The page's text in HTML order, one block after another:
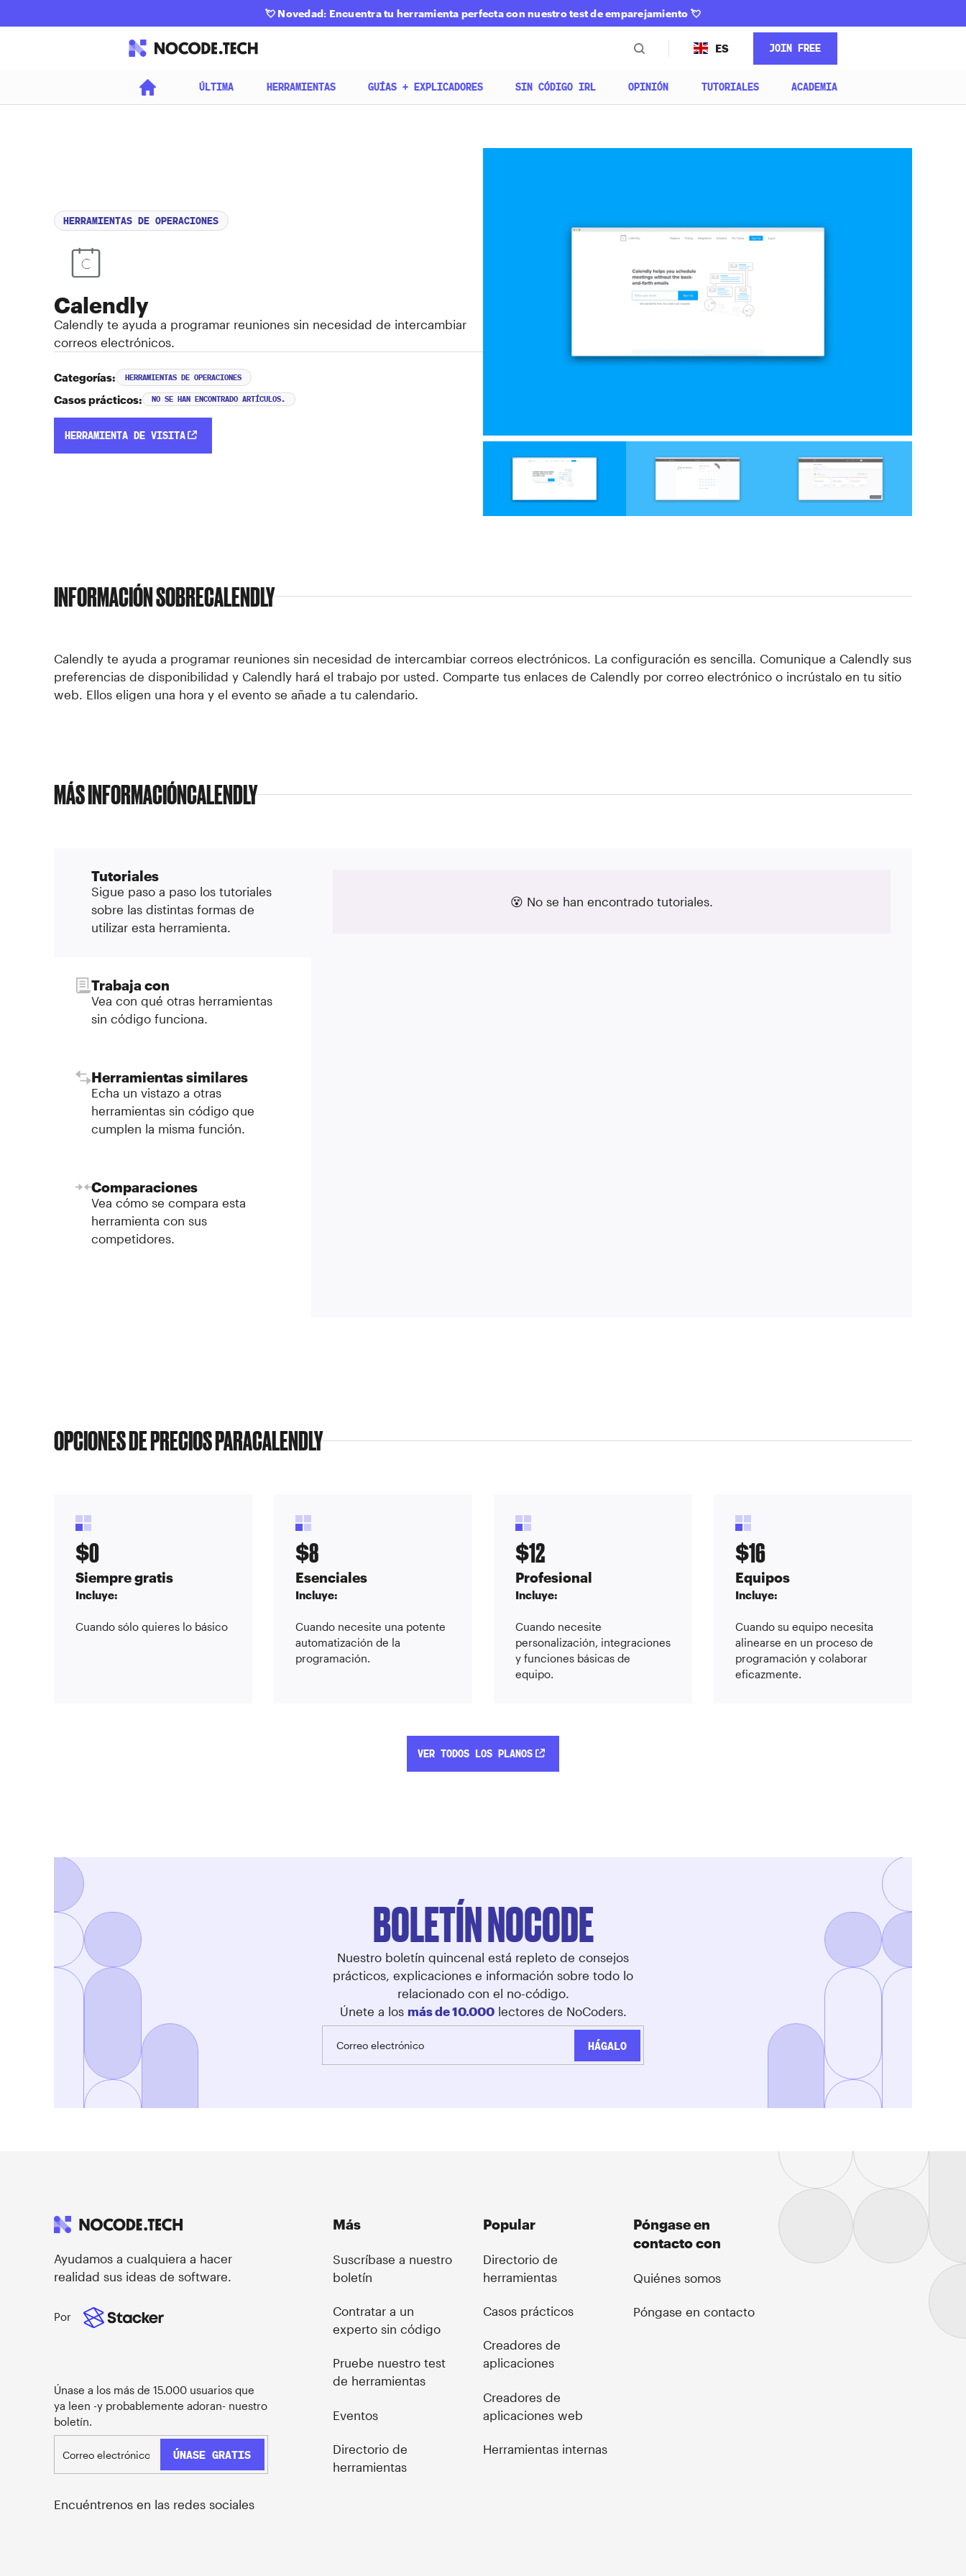
💘 Novedad: Encuentra tu herramienta perfecta con nuestro test de emparejamiento 💘
ES JOIN FREE
ÚLTIMA HERRAMIENTAS GUÍAS + EXPLICADORES SIN CÓDIGO IRL OPINIÓN TUTORIALES ACADEMIA
HERRAMIENTAS DE OPERACIONES
Calendly
Calendly te ayuda a programar reuniones sin necesidad de intercambiar
correos electrónicos.
Categorías: HERRAMIENTAS DE OPERACIONES
Casos prácticos: NO SE HAN ENCONTRADO ARTÍCULOS.
HERRAMIENTA DE VISITA
INFORMACIÓN SOBRECALENDLY
Calendly te ayuda a programar reuniones sin necesidad de intercambiar correos electrónicos. La configuración es sencilla. Comunique a Calendly sus
preferencias de disponibilidad y Calendly hará el trabajo por usted. Comparte tus enlaces de Calendly por correo electrónico o incrústalo en tu sitio
web. Ellos eligen una hora y el evento se añade a tu calendario.
MÁS INFORMACIÓNCALENDLY
Tutoriales
Sigue paso a paso los tutoriales
sobre las distintas formas de
utilizar esta herramienta.
Trabaja con
Vea con qué otras herramientas
sin código funciona.
Herramientas similares
Echa un vistazo a otras
herramientas sin código que
cumplen la misma función.
Comparaciones
Vea cómo se compara esta
herramienta con sus
competidores.
😵 No se han encontrado tutoriales.
OPCIONES DE PRECIOS PARACALENDLY
$0
Siempre gratis
Incluye:
Cuando sólo quieres lo básico
$8
Esenciales
Incluye:
Cuando necesite una potente
automatización de la
programación.
$12
Profesional
Incluye:
Cuando necesite
personalización, integraciones
y funciones básicas de
equipo.
$16
Equipos
Incluye:
Cuando su equipo necesita
alinearse en un proceso de
programación y colaborar
eficazmente.
VER TODOS LOS PLANOS
BOLETÍN NOCODE
Nuestro boletín quincenal está repleto de consejos
prácticos, explicaciones e información sobre todo lo
relacionado con el no-código.
Únete a los más de 10.000lectores de NoCoders.
Ayudamos a cualquiera a hacer
realidad sus ideas de software.
Por
Únase a los más de 15.000 usuarios que
ya leen -y probablemente adoran- nuestro
boletín.
Encuéntrenos en las redes sociales
Más
Suscríbase a nuestro
boletín
Contratar a un
experto sin código
Pruebe nuestro test
de herramientas
Eventos
Directorio de
herramientas
Popular
Directorio de
herramientas
Casos prácticos
Creadores de
aplicaciones
Creadores de
aplicaciones web
Herramientas internas
Póngase en
contacto con
Quiénes somos
Póngase en contacto